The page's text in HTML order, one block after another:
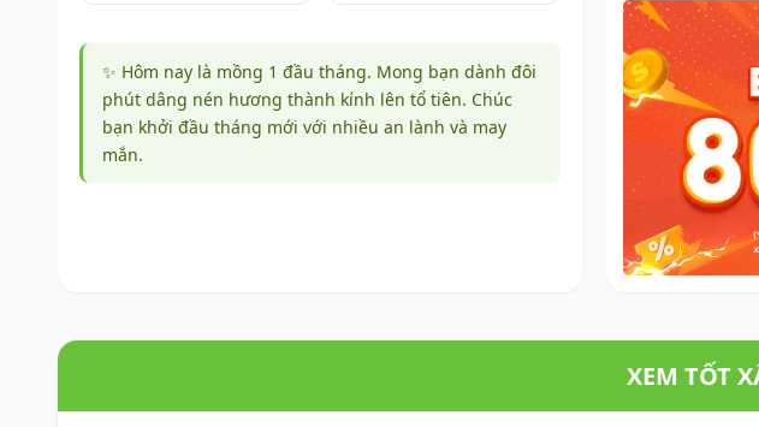
✨ Hôm nay là mồng 1 đầu tháng. Mong bạn dành đôi
phút dâng nén hương thành kính lên tổ tiên. Chúc
bạn khởi đầu tháng mới với nhiều an lành và may
mắn.
XEM TỐT